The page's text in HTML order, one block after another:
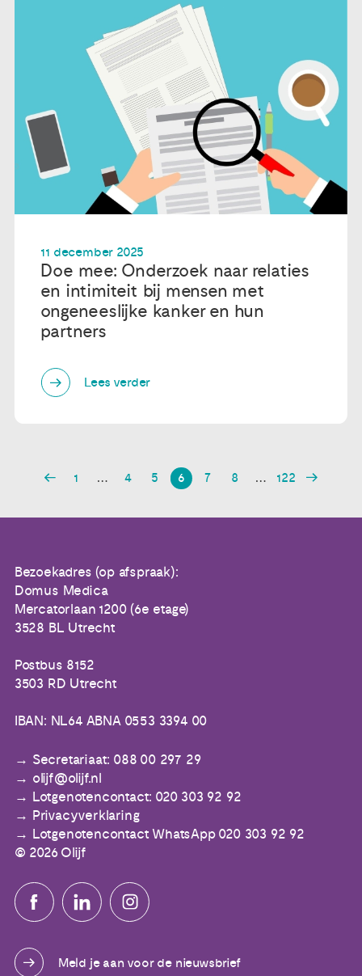
11 december 2025
Doe mee: Onderzoek naar relaties
en intimiteit bij mensen met
ongeneeslijke kanker en hun
partners
Lees verder
1 … 4 5 6 7 8 … 122
Bezoekadres (op afspraak):
Domus Medica
Mercatorlaan 1200 (6e etage)
3528 BL Utrecht
Postbus 8152
3503 RD Utrecht
IBAN: NL64 ABNA 0553 3394 00
Secretariaat: 088 00 297 29
olijf@olijf.nl
Lotgenotencontact: 020 303 92 92
Privacyverklaring
Lotgenotencontact WhatsApp 020 303 92 92
© 2026 Olijf
Meld je aan voor de nieuwsbrief